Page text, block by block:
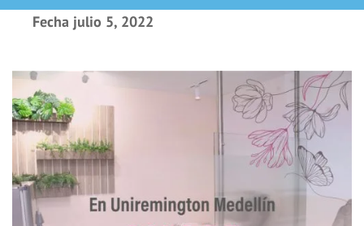
Fecha julio 5, 2022